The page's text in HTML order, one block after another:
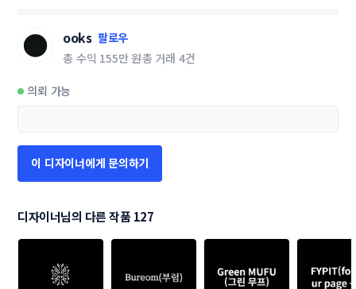
ooks 팔로우
총 수익 155만 원총 거래 4건
의뢰 가능
이 디자이너에게 문의하기
디자이너님의 다른 작품 127